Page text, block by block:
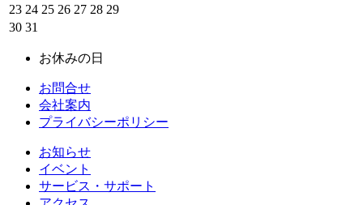
23 24 25 26 27 28 29
30 31
お休みの日
お問合せ
会社案内
プライバシーポリシー
お知らせ
イベント
サービス・サポート